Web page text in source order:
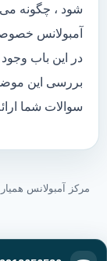
شود ، چگونه
آمبولانس
در این باب
بررسی این
سوالات شما
مرکز آمبولانس